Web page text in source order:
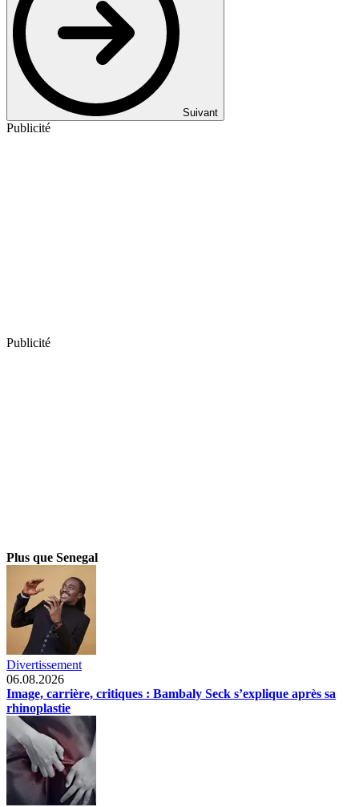
Suivant
Publicité
Publicité
Plus que Senegal
Divertissement
06.08.2026
Image, carrière, critiques : Bambaly Seck s’explique après sa
rhinoplastie